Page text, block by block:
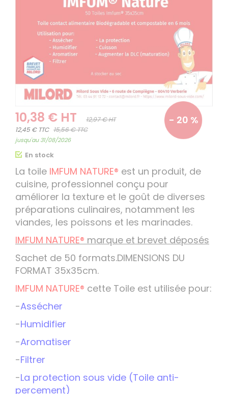
- 20 %
10,38 € HT
12,97 € HT
12,45 € TTC 15,56 € TTC
jusqu'au 31/08/2026
En stock
La toile IMFUM NATURE® est un produit, de
cuisine, professionnel conçu pour
améliorer la texture et le goût de diverses
préparations culinaires, notamment les
viandes, les poissons et les marinades.
IMFUM NATURE® marque et brevet déposés
Sachet de 50 formats.DIMENSIONS DU
FORMAT 35x35cm.
IMFUM NATURE® cette Toile est utilisée pour:
-Assécher
-Humidifier
-Aromatiser
-Filtrer
-La protection sous vide (Toile anti-
percement)